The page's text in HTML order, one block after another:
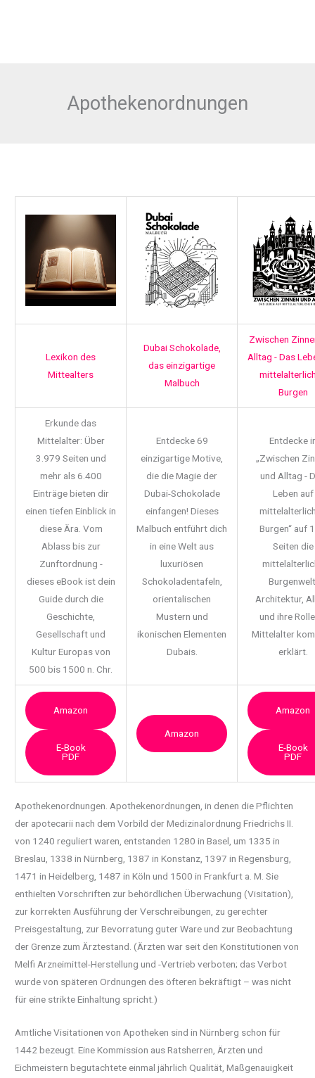
Apothekenordnungen
Lexikon des
Mittealters
Dubai Schokolade,
das einzigartige
Malbuch
Zwischen
Alltag - Das
Burgen
Erkunde das
Mittelalter: Über
3.979 Seiten und
mehr als 6.400
Einträge bieten dir
einen tiefen Einblick in
diese Ära. Vom
Ablass bis zur
Zunftordnung -
dieses eBook ist dein
Guide durch die
Geschichte,
Gesellschaft und
Kultur Europas von
500 bis 1500 n. Chr.
Entdecke 69
einzigartige Motive,
die die Magie der
Dubai-Schokolade
einfangen! Dieses
Malbuch entführt dich
in eine Welt aus
luxuriösen
Schokoladentafeln,
orientalischen
Mustern und
ikonischen Elementen
Dubais.
Entdecke
„Zwischen
und Alltag -
Leben auf
Burgen“ auf
Seiten die
Architektur,
und ihre
Mittelalter
erklärt.
Amazon
E-Book
PDF
Amazon
Amazon
E-Book
PDF
Apothekenordnungen. Apothekenordnungen, in denen die Pflichten
der apotecarii nach dem Vorbild der Medizinalordnung Friedrichs II.
von 1240 reguliert waren, entstanden 1280 in Basel, um 1335 in
Breslau, 1338 in Nürnberg, 1387 in Konstanz, 1397 in Regensburg,
1471 in Heidelberg, 1487 in Köln und 1500 in Frankfurt a. M. Sie
enthielten Vorschriften zur behördlichen Überwachung (Visitation),
zur korrekten Ausführung der Verschreibungen, zu gerechter
Preisgestaltung, zur Bevorratung guter Ware und zur Beobachtung
der Grenze zum Ärztestand. (Ärzten war seit den Konstitutionen von
Melfi Arzneimittel-Herstellung und -Vertrieb verboten; das Verbot
wurde von späteren Ordnungen des öfteren bekräftigt – was nicht
für eine strikte Einhaltung spricht.)
Amtliche Visitationen von Apotheken sind in Nürnberg schon für
1442 bezeugt. Eine Kommission aus Ratsherren, Ärzten und
Eichmeistern begutachtete einmal jährlich Qualität, Maßgenauigkeit